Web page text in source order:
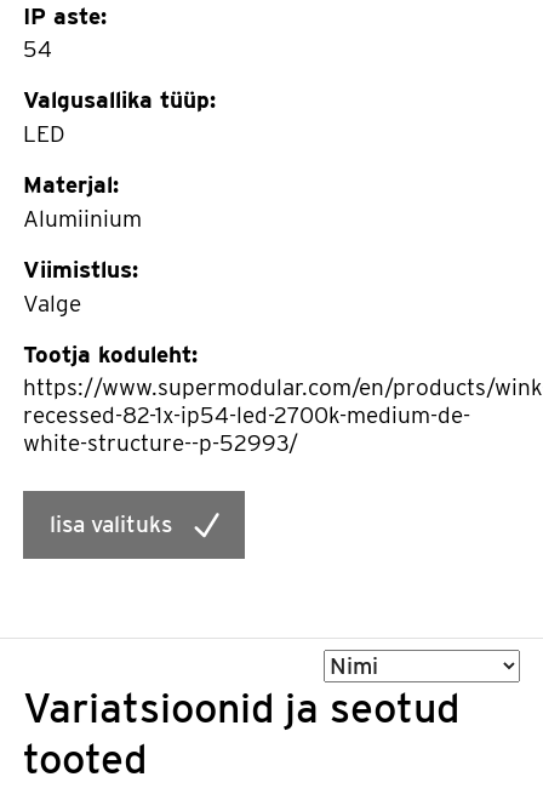
IP aste:
54
Valgusallika tüüp:
LED
Materjal:
Alumiinium
Viimistlus:
Valge
Tootja koduleht:
https://www.supermodular.com/en/products/
recessed-82-1x-ip54-led-2700k-medium-de-
white-structure--p-52993/
lisa valituks
Sorteeri
Variatsioonid ja seotud
tooted